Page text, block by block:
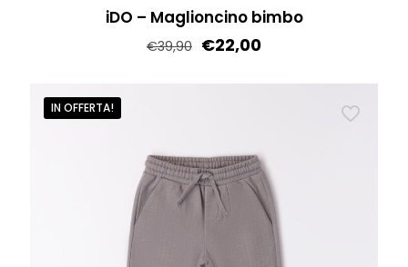
iDO – Maglioncino bimbo
€39,90 €22,00
più
varianti.
Le
possono
IN OFFERTA!